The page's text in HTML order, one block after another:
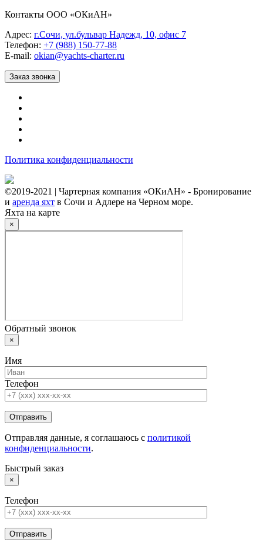
Контакты ООО «ОКиАН»
Адрес: г.Сочи, ул.бульвар Надежд, 10, офис 7
Телефон: +7 (988) 150-77-88
E-mail: okian@yachts-charter.ru
Заказ звонка
Политика конфиденциальности
©2019-2021 | Чартерная компания «ОКиАН» - Бронирование
и аренда яхт в Сочи и Адлере на Черном море.
Яхта на карте
×
Обратный звонок
×
Имя
Телефон
Отправляя данные, я соглашаюсь с политикой
конфиденциальности.
Быстрый заказ
×
Телефон